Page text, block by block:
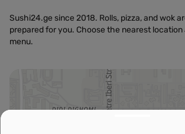
Sushi24.ge since 2018. Rolls, pizza, and wok
prepared for you. Choose the nearest
menu.